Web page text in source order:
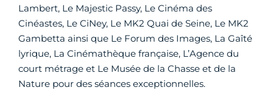
Lambert, Le Majestic Passy, Le Cinéma des
Cinéastes, Le CiNey, Le MK2 Quai de Seine, Le MK2
Gambetta ainsi que Le Forum des Images, La Gaîté
lyrique, La Cinémathèque française, L’Agence du
court métrage et Le Musée de la Chasse et de la
Nature pour des séances exceptionnelles.